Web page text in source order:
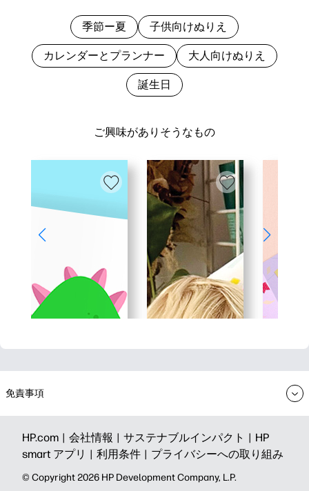
ご興味がありそうなもの
季節ー夏 子供向けぬりえ
カレンダーとプランナー 大人向けぬりえ
誕生日
免責事項
HP.com | 会社情報 | サステナブルインパクト | HP
smart アプリ | 利用条件 | プライバシーへの取り組み
©️ Copyright 2026 HP Development Company, L.P.